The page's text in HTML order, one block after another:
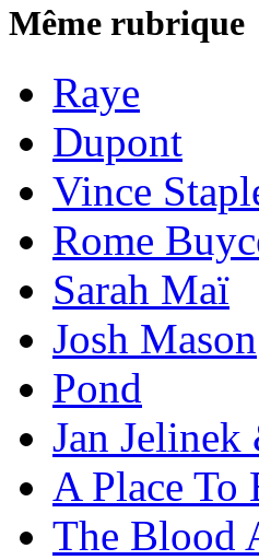
Même rubrique
Raye
Dupont
Vince
Rome
Sarah Maï
Josh Mason
Pond
Jan
A Place To
The Blood